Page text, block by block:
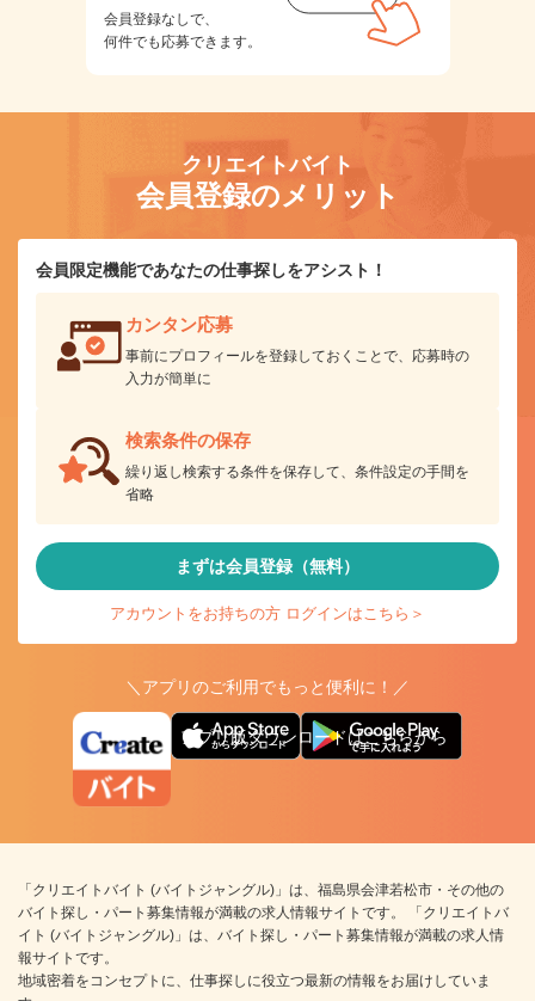
会員登録なしで、
何件でも応募できます。
クリエイトバイト
会員登録のメリット
会員限定機能であなたの仕事探しをアシスト！
カンタン応募
事前にプロフィールを登録しておくことで、応募時の
入力が簡単に
検索条件の保存
繰り返し検索する条件を保存して、条件設定の手間を
省略
まずは会員登録（無料）
アカウントをお持ちの方 ログインはこちら＞
＼アプリのご利用でもっと便利に！／
アプリ版ダウンロードはこちらから
「クリエイトバイト (バイトジャングル)」は、福島県会津若松市・その他の
バイト探し・パート募集情報が満載の求人情報サイトです。 「クリエイトバ
イト (バイトジャングル)」は、バイト探し・パート募集情報が満載の求人情
報サイトです。
地域密着をコンセプトに、仕事探しに役立つ最新の情報をお届けしていま